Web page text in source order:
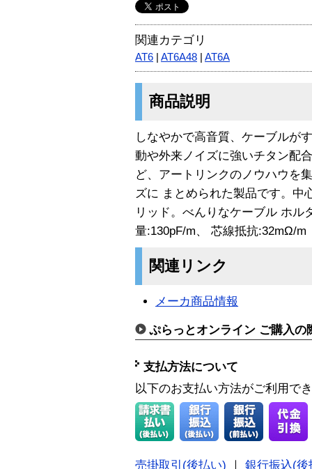
関連カテゴリ
AT6 AT6A48 AT6A
商品説明
しなやかで高音質、ケーブルが
動や外来ノイズに強いチタン配
ど、アートリンクのノウハウを
ズに まとめられた製品です。中
リッド。べんりなケーブル ホル
量:130pF/m、 芯線抵抗:32mΩ/m
関連リンク
メーカ商品情報
ぷらっとオンライン ご購入の
支払方法について
以下のお支払い方法がご利用で
売掛取引(後払い)
銀行振込(後